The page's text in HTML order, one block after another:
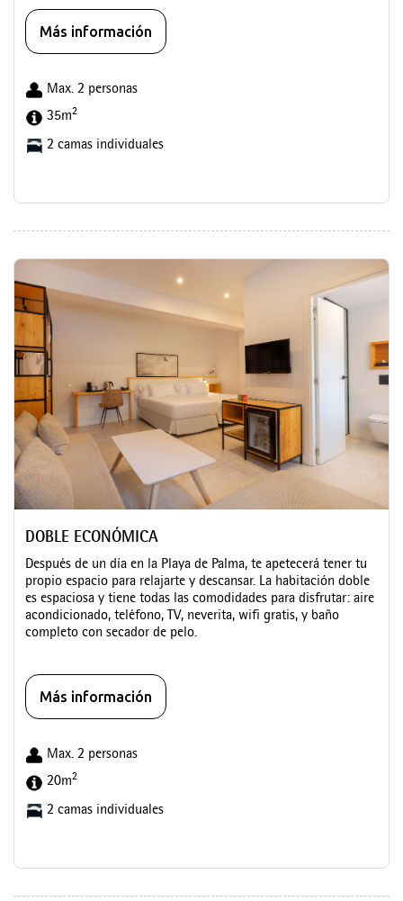
Más información
Max. 2 personas
35m2
2 camas individuales
DOBLE ECONÓMICA
Después de un día en la Playa de Palma, te apetecerá tener tu
propio espacio para relajarte y descansar. La habitación doble
es espaciosa y tiene todas las comodidades para disfrutar: aire
acondicionado, teléfono, TV, neverita, wifi gratis, y baño
completo con secador de pelo.
Más información
Max. 2 personas
20m2
2 camas individuales